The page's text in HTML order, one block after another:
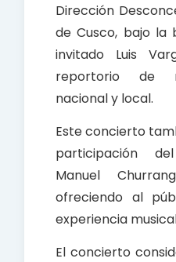
Dirección
de Cusco, bajo
invitado Luis
reportorio de
nacional y local.
Este concierto
participación
Manuel
ofreciendo al
experiencia
El concierto